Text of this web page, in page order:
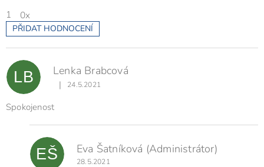
1
0x
PŘIDAT HODNOCENÍ
V
ý
p
i
s
o
LB Lenka Brabcová
Hodnocení produktu je 5 z 5 hvězdiček.
| 24.5.2021
Spokojenost
EŠ Eva Šatníková (Administrátor)
28.5.2021